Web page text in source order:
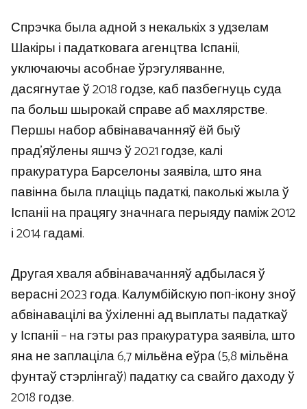
Спрэчка была адной з некалькіх з удзелам
Шакіры і падатковага агенцтва Іспаніі,
уключаючы асобнае ўрэгуляванне,
дасягнутае ў 2018 годзе, каб пазбегнуць суда
па больш шырокай справе аб махлярстве.
Першы набор абвінавачанняў ёй быў
прад’яўлены яшчэ ў 2021 годзе, калі
пракуратура Барселоны заявіла, што яна
павінна была плаціць падаткі, паколькі жыла ў
Іспаніі на працягу значнага перыяду паміж 2012
і 2014 гадамі.
Другая хваля абвінавачанняў адбылася ў
верасні 2023 года. Калумбійскую поп-ікону зноў
абвінавацілі ва ўхіленні ад выплаты падаткаў
у Іспаніі – на гэты раз пракуратура заявіла, што
яна не заплаціла 6,7 мільёна еўра (5,8 мільёна
фунтаў стэрлінгаў) падатку са свайго даходу ў
2018 годзе.